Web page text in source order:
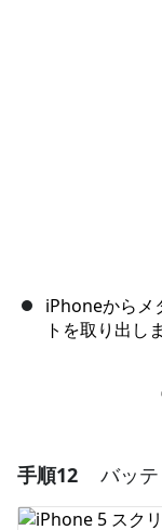
iPhoneからメ
トを取り出し
手順12 バッ